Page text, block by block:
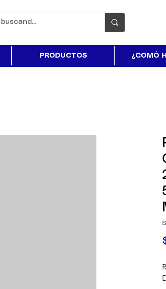
PRODUCTOS ¿COMÓ